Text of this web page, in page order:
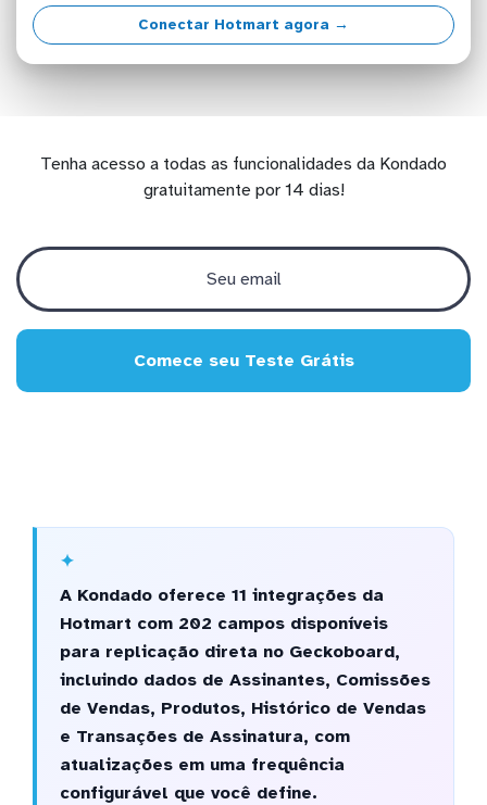
Conectar Hotmart agora →
Tenha acesso a todas as funcionalidades da Kondado
gratuitamente por 14 dias!
Comece seu Teste Grátis
A Kondado oferece 11 integrações da
Hotmart com 202 campos disponíveis
para replicação direta no Geckoboard,
incluindo dados de Assinantes, Comissões
de Vendas, Produtos, Histórico de Vendas
e Transações de Assinatura, com
atualizações em uma frequência
configurável que você define.